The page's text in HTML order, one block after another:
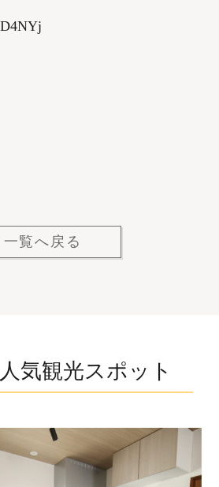
一覧へ戻る
気観光スポット